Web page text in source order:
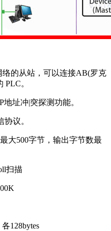
络的从站，可以连接AB(罗克
。
址冲|突探测功能。
议。
大500字节，输出字节数最
扫描
128bytes